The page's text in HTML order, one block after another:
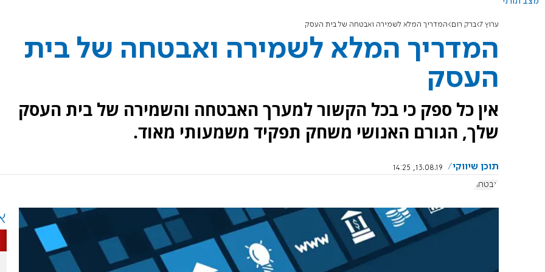
ערוץ 7 ברק רום המדריך המלא לשמירה ואבטחה של בית העסק
המדריך המלא לשמירה ואבטחה של בית
העסק
אין כל ספק כי בכל הקשור למערך האבטחה והשמירה של בית העסק
שלך, הגורם האנושי משחק תפקיד משמעותי מאוד.
תוכן שיווקי
13.08.19, 14:25
אבטחה